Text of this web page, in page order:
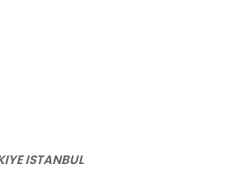
ISTANBUL